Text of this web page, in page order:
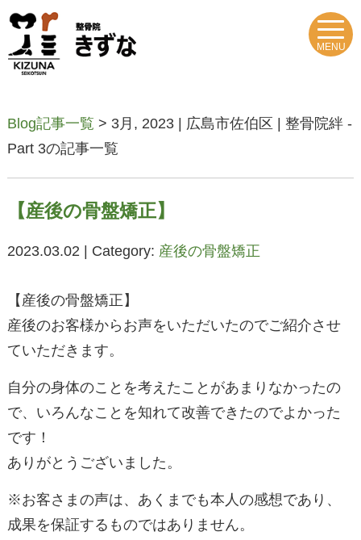
MENU
Blog記事一覧 > 3月, 2023 | 広島市佐伯区 | 整骨院絆 -
Part 3の記事一覧
【産後の骨盤矯正】
2023.03.02 | Category: 産後の骨盤矯正
【産後の骨盤矯正】
産後のお客様からお声をいただいたのでご紹介させ
ていただきます。
自分の身体のことを考えたことがあまりなかったの
で、いろんなことを知れて改善できたのでよかった
です！
ありがとうございました。
※お客さまの声は、あくまでも本人の感想であり、
成果を保証するものではありません。